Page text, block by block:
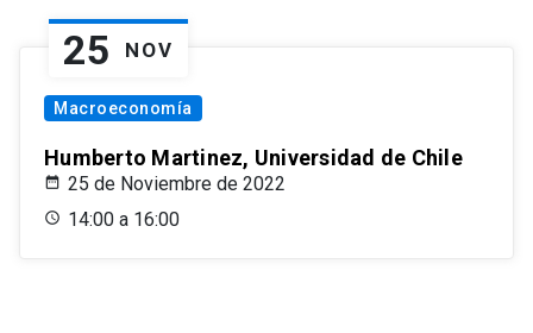
25 NOV
Macroeconomía
Humberto Martinez, Universidad de Chile
25 de Noviembre de 2022
14:00 a 16:00